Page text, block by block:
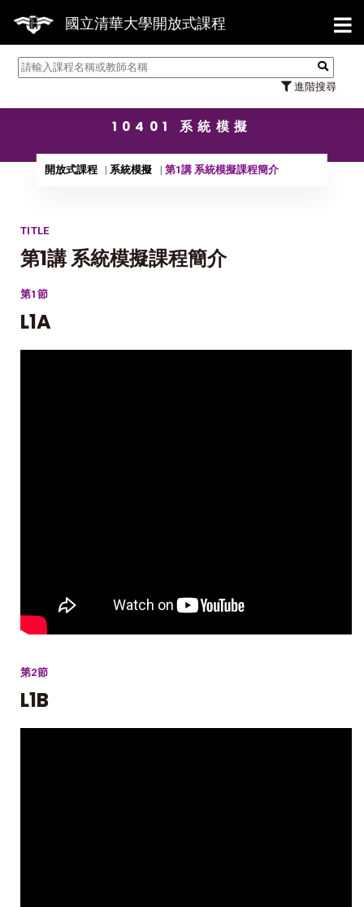
國立清華大學開放式課程
進階搜尋
【7/
10401 系統模擬
開放式課程 系統模擬 第1講 系統模擬課程簡介
TITLE
第1講 系統模擬課程簡介
第1節
L1A
第2節
L1B